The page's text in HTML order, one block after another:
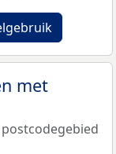
met